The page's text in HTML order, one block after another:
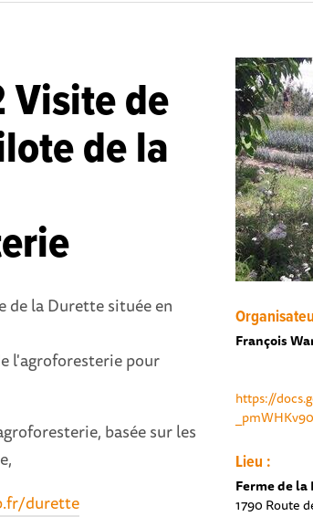
Visite de
de la
de la Durette située en
l'agroforesterie pour
basée sur les
durette
François
https://
Lieu :
Ferme de
1790 Route